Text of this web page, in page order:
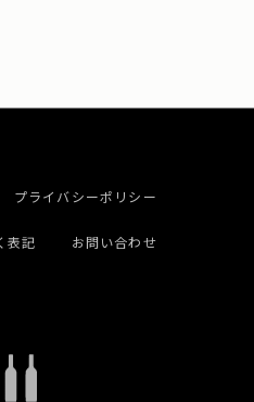
プライバシーポリシー
表記 お問い合わせ